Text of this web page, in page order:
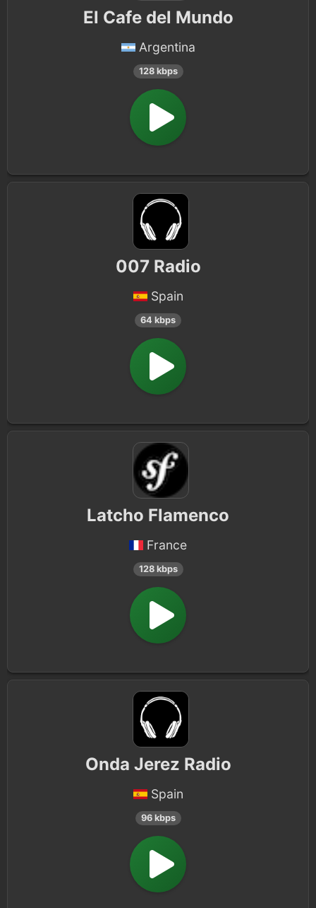
El Cafe del Mundo
Argentina
128 kbps
007 Radio
Spain
64 kbps
Latcho Flamenco
France
128 kbps
Onda Jerez Radio
Spain
96 kbps